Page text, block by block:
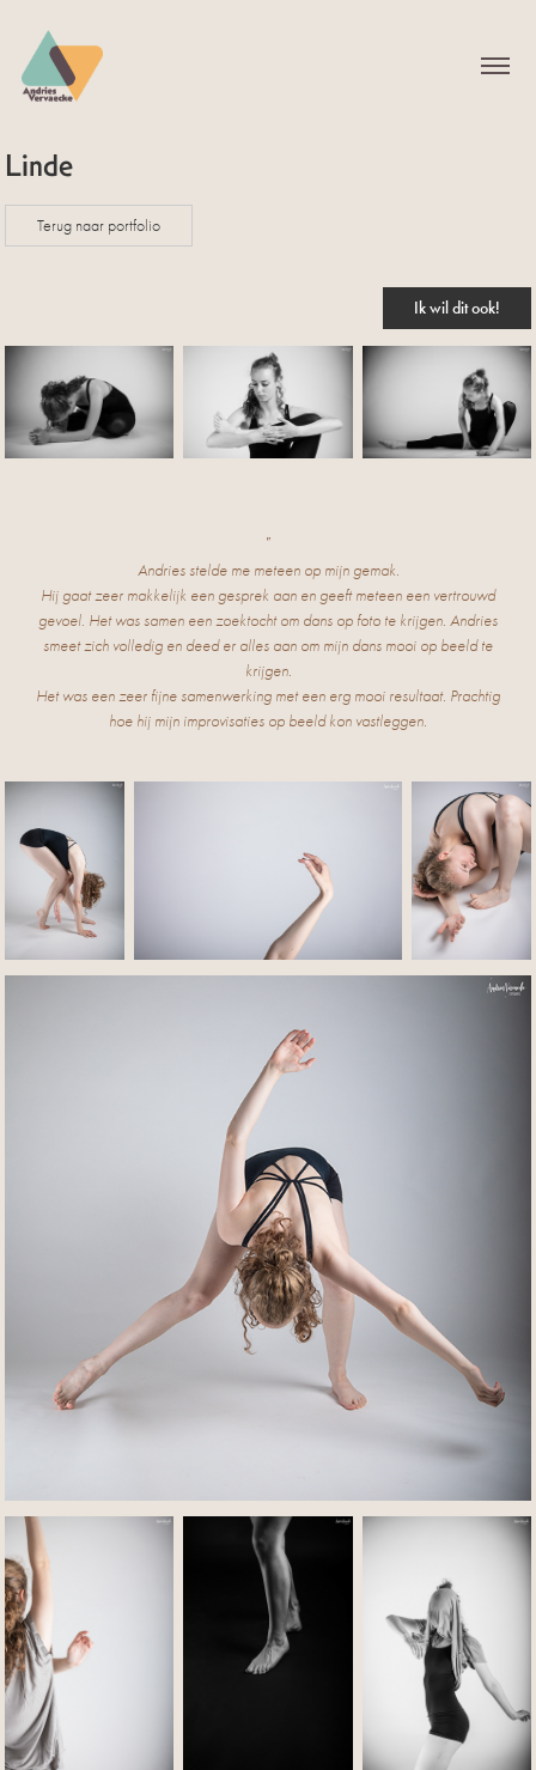
Linde
Terug naar portfolio
Ik wil dit ook!
"
Andries stelde me meteen op mijn gemak.
Hij gaat zeer makkelijk een gesprek aan en geeft meteen een vertrouwd
gevoel. Het was samen een zoektocht om dans op foto te krijgen. Andries
smeet zich volledig en deed er alles aan om mijn dans mooi op beeld te
krijgen.
Het was een zeer fijne samenwerking met een erg mooi resultaat. Prachtig
hoe hij mijn improvisaties op beeld kon vastleggen.